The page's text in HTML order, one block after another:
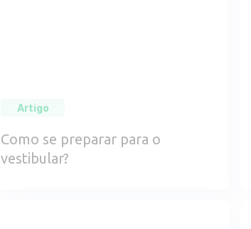
Artigo
Como se preparar para o
vestibular?